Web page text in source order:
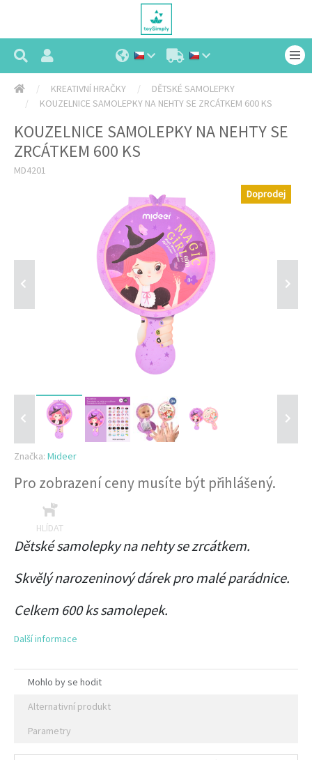
KREATIVNÍ HRAČKY
DĚTSKÉ SAMOLEPKY
KOUZELNICE SAMOLEPKY NA NEHTY SE ZRCÁTKEM 600 KS
KOUZELNICE SAMOLEPKY NA NEHTY SE
ZRCÁTKEM 600 KS
MD4201
Doprodej
Značka: Mideer
Pro zobrazení ceny musíte být přihlášený.
HLÍDAT
Dětské samolepky na nehty se zrcátkem.
Skvělý narozeninový dárek pro malé parádnice.
Celkem 600 ks samolepek.
Další informace
Mohlo by se hodit
Alternativní produkt
Parametry